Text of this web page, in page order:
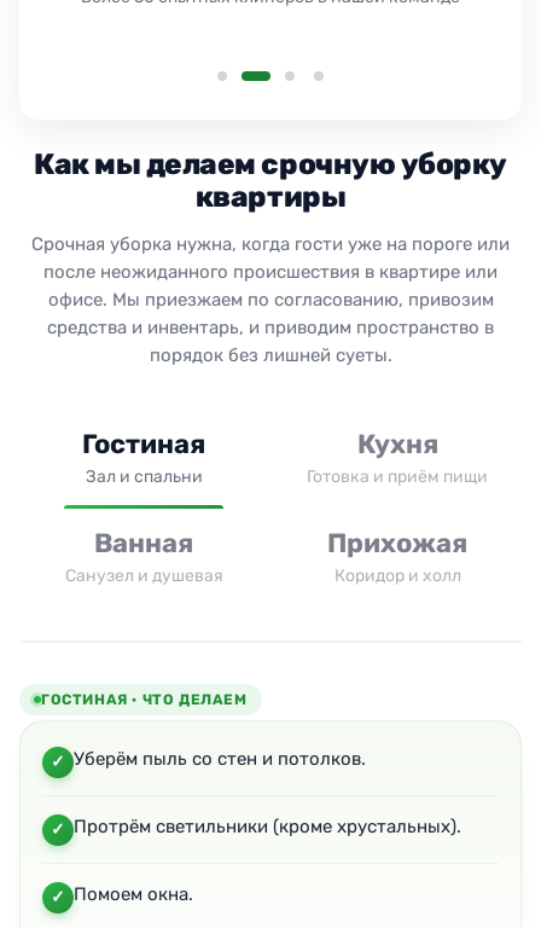
Как мы делаем срочную уборку
квартиры
Срочная уборка нужна, когда гости уже на пороге или
после неожиданного происшествия в квартире или
офисе. Мы приезжаем по согласованию, привозим
средства и инвентарь, и приводим пространство в
порядок без лишней суеты.
Гостиная
Зал и спальни
Кухня
Готовка и приём пищи
Ванная
Санузел и душевая
Прихожая
Коридор и холл
ГОСТИНАЯ · ЧТО ДЕЛАЕМ
Уберём пыль со стен и потолков.
Протрём светильники (кроме хрустальных).
Помоем окна.